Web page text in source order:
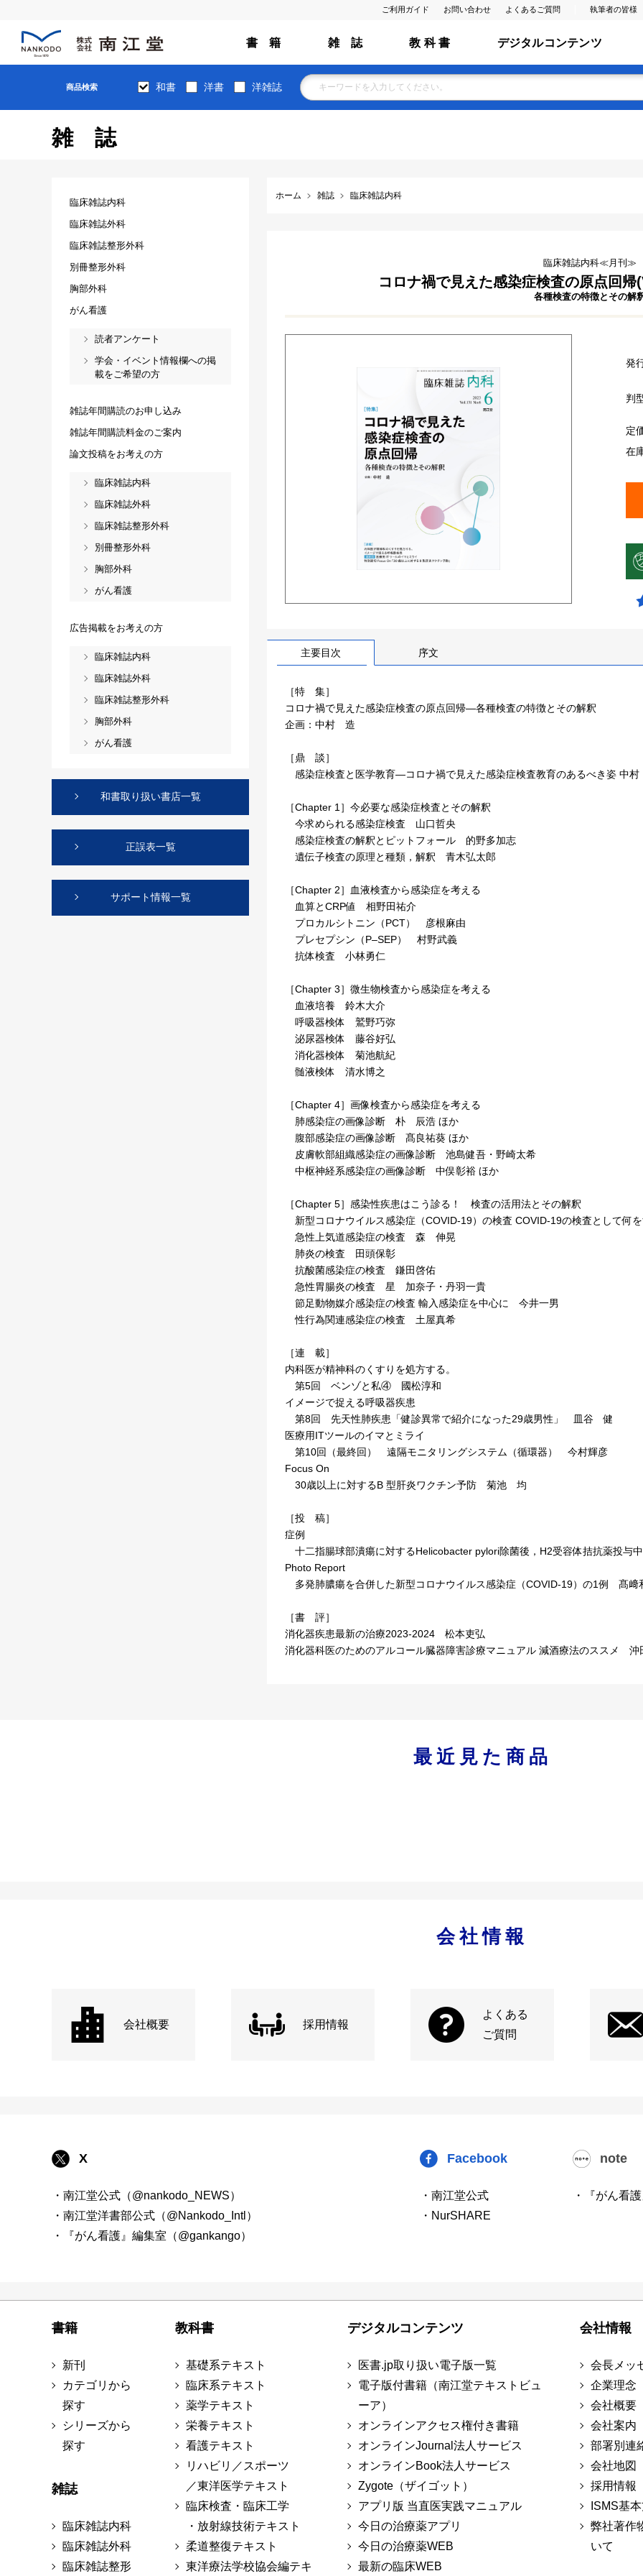
ご利用ガイド お問い合わせ よくあるご質問 執筆者の皆様
書 籍 雑 誌 教 科 書 デジタルコンテンツ
商品検索 和書 洋書 洋雑誌
雑誌
ホーム 雑誌 臨床雑誌内科
臨床雑誌内科≪月刊≫
コロナ禍で見えた感染症検査の原点回
各種検査の特徴とその解
発
判
在
定
主要目次 序文
［特 集］
コロナ禍で見えた感染症検査の原点回帰―各種検査の特徴とその解釈
企画：中村 造
［鼎 談］
感染症検査と医学教育―コロナ禍で見えた感染症検査教育のあるべき姿 中
［Chapter 1］今必要な感染症検査とその解釈
今求められる感染症検査 山口哲央
感染症検査の解釈とピットフォール 的野多加志
遺伝子検査の原理と種類，解釈 青木弘太郎
［Chapter 2］血液検査から感染症を考える
血算とCRP値 相野田祐介
プロカルシトニン（PCT） 彦根麻由
プレセプシン（P‒SEP） 村野武義
抗体検査 小林勇仁
［Chapter 3］微生物検査から感染症を考える
血液培養 鈴木大介
呼吸器検体 鷲野巧弥
泌尿器検体 藤谷好弘
消化器検体 菊池航紀
髄液検体 清水博之
［Chapter 4］画像検査から感染症を考える
肺感染症の画像診断 朴 辰浩 ほか
腹部感染症の画像診断 髙良祐葵 ほか
皮膚軟部組織感染症の画像診断 池島健吾・野崎太希
中枢神経系感染症の画像診断 中俣彰裕 ほか
［Chapter 5］感染性疾患はこう診る！ 検査の活用法とその解釈
新型コロナウイルス感染症（COVID-19）の検査 COVID-19の検査として
急性上気道感染症の検査 森 伸晃
肺炎の検査 田頭保彰
抗酸菌感染症の検査 鎌田啓佑
急性胃腸炎の検査 星 加奈子・丹羽一貴
節足動物媒介感染症の検査 輸入感染症を中心に 今井一男
性行為関連感染症の検査 土屋真希
［連 載］
内科医が精神科のくすりを処方する。
第5回 ベンゾと私④ 國松淳和
イメージで捉える呼吸器疾患
第8回 先天性肺疾患「健診異常で紹介になった29歳男性」 皿谷 健
医療用ITツールのイマとミライ
第10回（最終回） 遠隔モニタリングシステム（循環器） 今村輝彦
Focus On
30歳以上に対するB 型肝炎ワクチン予防 菊池 均
［投 稿］
症例
十二指腸球部潰瘍に対するHelicobacter pylori除菌後，H2受容体拮抗薬投与
Photo Report
多発肺膿瘍を合併した新型コロナウイルス感染症（COVID-19）の1例 髙﨑
［書 評］
消化器疾患最新の治療2023-2024 松本吏弘
消化器科医のためのアルコール臓器障害診療マニュアル 減酒療法のススメ
臨床雑誌内科
臨床雑誌外科
臨床雑誌整形外科
別冊整形外科
胸部外科
がん看護
読者アンケート
学会・イベント情報欄への掲
載をご希望の方
雑誌年間購読のお申し込み
雑誌年間購読料金のご案内
論文投稿をお考えの方
臨床雑誌内科
臨床雑誌外科
臨床雑誌整形外科
別冊整形外科
胸部外科
がん看護
広告掲載をお考えの方
臨床雑誌内科
臨床雑誌外科
臨床雑誌整形外科
胸部外科
がん看護
和書取り扱い書店一覧
正誤表一覧
サポート情報一覧
最近見た商品
会社情報
会社概要 採用情報
よくある
ご質問
X
・南江堂公式（@nankodo_NEWS）
・南江堂洋書部公式（@Nankodo_Intl）
・『がん看護』編集室（@gankango）
Facebook
・南江堂公式
・NurSHARE
note
・『がん看
書籍
新刊
カテゴリから
探す
シリーズから
探す
雑誌
臨床雑誌内科
臨床雑誌外科
臨床雑誌整形
教科書
基礎系テキスト
臨床系テキスト
薬学テキスト
栄養テキスト
看護テキスト
リハビリ／スポーツ
／東洋医学テキスト
臨床検査・臨床工学
・放射線技術テキスト
柔道整復テキスト
東洋療法学校協会編テキ
デジタルコンテンツ
医書.jp取り扱い電子版一覧
電子版付書籍（南江堂テキストビュ
ーア）
オンラインアクセス権付き書籍
オンラインJournal法人サービス
オンラインBook法人サービス
Zygote（ザイゴット）
アプリ版 当直医実践マニュアル
今日の治療薬アプリ
今日の治療薬WEB
最新の臨床WEB
会社情報
会長メッ
企業理念
会社概要
会社案内
部署別連
会社地図
採用情報
ISMS基
弊社著作
いて